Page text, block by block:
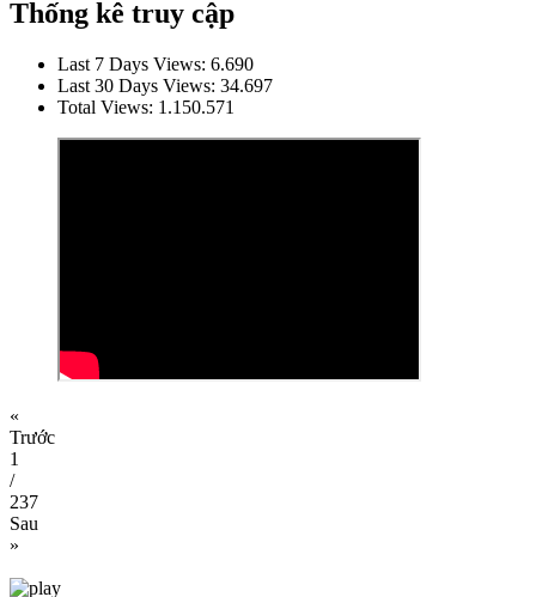
Thống kê truy cập
Last 7 Days Views: 6.690
Last 30 Days Views: 34.697
Total Views: 1.150.571
«
Trước
1
/
237
Sau
»